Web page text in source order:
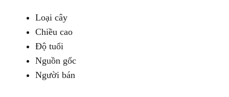
Loại cây
Chiều cao
Độ tuổi
Nguồn gốc
Người bán